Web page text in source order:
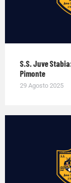
S.S. Juve
Pimonte
29 Agosto 2025